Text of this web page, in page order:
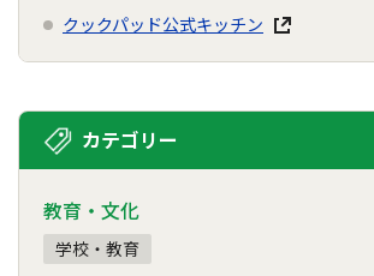
クックパッド公式キッチン
カテゴリー
教育・文化
学校・教育